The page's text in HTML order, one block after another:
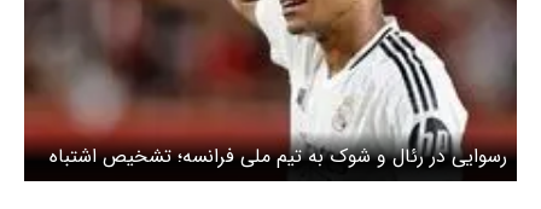
رسوایی در رئال و شوک به تیم ملی فرانسه؛ تشخیص اشتباه
در مصدومیت زانوی امباپه